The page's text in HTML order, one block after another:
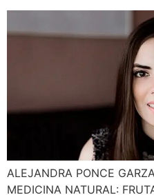
ALEJANDRA PONCE
MEDICINA NATURAL: